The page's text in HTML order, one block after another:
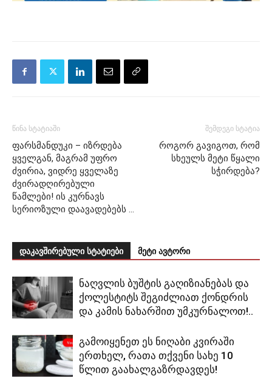
წინა სტატიაში
ფარსმანდუკი – იზრდება
ყველგან, მაგრამ უფრო
ძვირია, ვიდრე ყველაზე
ძვირადღირებული
წამლები! ის კურნავს
სერიოზული დაავადებებს …
შემდეგი სტატია
როგორ გავიგოთ, რომ
სხეულს მეტი წყალი
სჭირდება?
დაკავშირებული სტატიები მეტი ავტორი
ნაღვლის ბუშტის გაღიზიანებას და
ქოლესტიტს შეგიძლიათ ქონდრის
და კამის ნახარშით უმკურნალოთ!..
გამოიყენეთ ეს ნიღაბი კვირაში
ერთხელ, რათა თქვენი სახე 10
წლით გაახალგაზრდავდეს!